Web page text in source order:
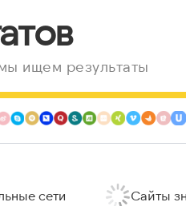
ищем результаты
сети Сайты